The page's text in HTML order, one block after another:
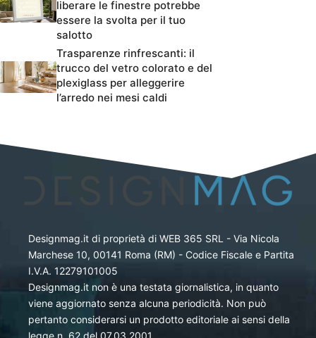
liberare le finestre potrebbe
essere la svolta per il tuo
salotto
Trasparenze rinfrescanti: il
trucco del vetro colorato e del
plexiglass per alleggerire
l’arredo nei mesi caldi
Designmag.it di proprietà di WEB 365 SRL - Via Nicola
Marchese 10, 00141 Roma (RM) - Codice Fiscale e Partita
I.V.A. 12279101005
Designmag.it non è una testata giornalistica, in quanto
viene aggiornato senza alcuna periodicità. Non può
pertanto considerarsi un prodotto editoriale ai sensi della
legge n. 62 del 07.03.2001